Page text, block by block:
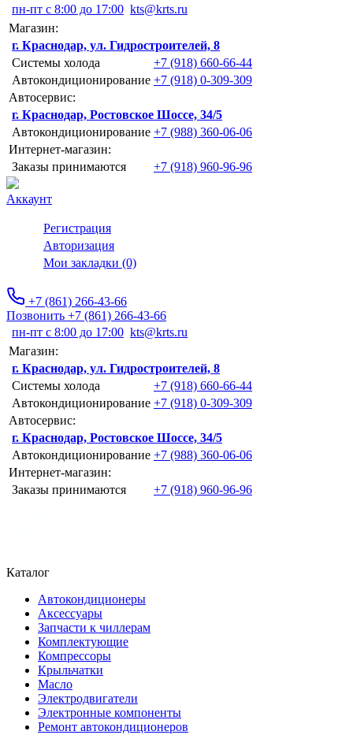
пн-пт с 8:00 до 17:00 kts@krts.ru
Магазин:
г. Краснодар, ул. Гидростроителей, 8
Системы холода
+7 (918) 660-66-44
Автокондиционирование +7 (918) 0-309-309
Автосервис:
г. Краснодар, Ростовское Шоссе, 34/5
Автокондиционирование +7 (988) 360-06-06
Интернет-магазин:
Заказы принимаются
+7 (918) 960-96-96
Аккаунт
Регистрация
Авторизация
Мои закладки (0)
+7 (861) 266-43-66
Позвонить +7 (861) 266-43-66
пн-пт с 8:00 до 17:00 kts@krts.ru
Магазин:
г. Краснодар, ул. Гидростроителей, 8
Системы холода
+7 (918) 660-66-44
Автокондиционирование +7 (918) 0-309-309
Автосервис:
г. Краснодар, Ростовское Шоссе, 34/5
Автокондиционирование +7 (988) 360-06-06
Интернет-магазин:
Заказы принимаются
+7 (918) 960-96-96
Каталог
Автокондиционеры
Аксессуары
Запчасти к чиллерам
Комплектующие
Компрессоры
Крыльчатки
Масло
Электродвигатели
Электронные компоненты
Ремонт автокондиционеров